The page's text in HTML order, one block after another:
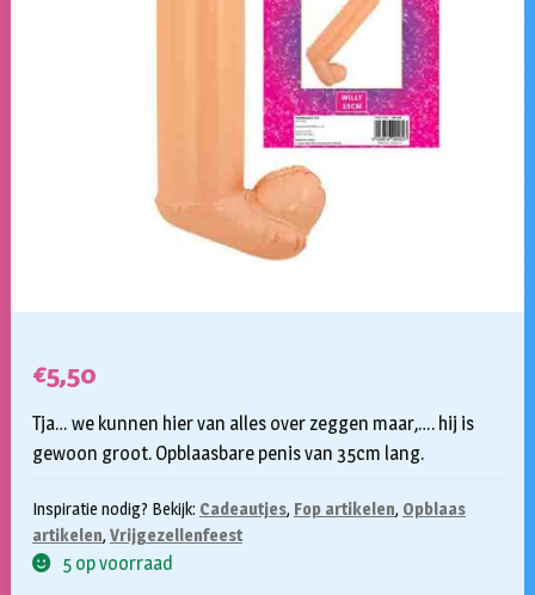
€5,50
Tja… we kunnen hier van alles over zeggen maar,…. hij is
gewoon groot. Opblaasbare penis van 35cm lang.
Inspiratie nodig? Bekijk: Cadeautjes, Fop artikelen, Opblaas
artikelen, Vrijgezellenfeest
5 op voorraad